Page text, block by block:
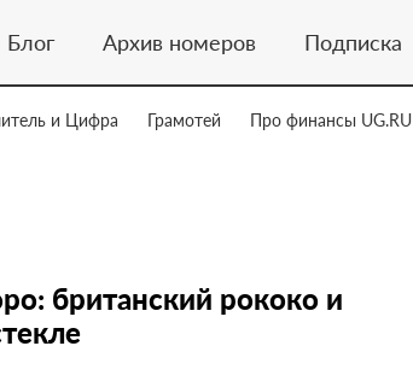
Блог Архив номеров Подписка
и Цифра Грамотей Про финансы UG.RU
британский рококо и